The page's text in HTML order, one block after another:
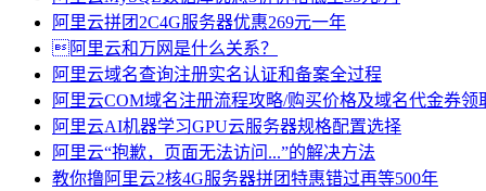
阿里云拼团2C4G服务器优惠269元一年
阿里云和万网是什么关系？
阿里云域名查询注册实名认证和备案全过程
阿里云COM域名注册流程攻略/购买价格及域名代金券领
阿里云AI机器学习GPU云服务器规格配置选择
阿里云“抱歉，页面无法访问...”的解决方法
教你撸阿里云2核4G服务器拼团特惠错过再等500年